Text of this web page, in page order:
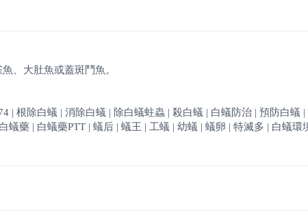
、大肚魚或蓋斑鬥魚。
| 根除白蟻 | 消除白蟻 | 除白蟻蛀蟲 | 殺白蟻 | 白蟻防治 | 預防白蟻 |
藥 | 白蟻藥PTT | 蟻后 | 蟻王 | 工蟻 | 幼蟻 | 蟻卵 | 特滅多 | 白蟻環